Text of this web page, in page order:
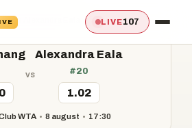
LIVE107
vs Alexandra Eala
vs
Alexandra Eala
#20
1.02
WTA • 8 august • 17:30